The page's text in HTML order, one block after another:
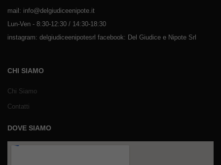
mail: info@delgiudiceenipote.it
Lun-Ven - 8:30-12:30 / 14:30-18:30
instagram: delgiudiceenipotesrl facebook: Del Giudice e Nipote Srl
CHI SIAMO
Chi Siamo
Contatti
DOVE SIAMO